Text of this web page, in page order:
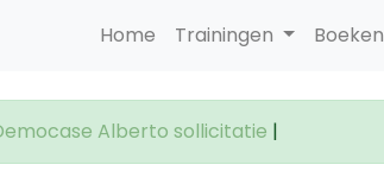
Home Trainingen Boeken
Alberto sollicitatie |